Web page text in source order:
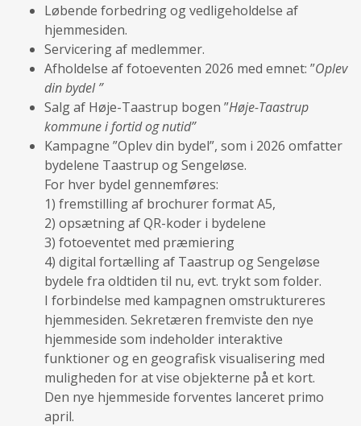
Løbende forbedring og vedligeholdelse af
hjemmesiden.
Servicering af medlemmer.
Afholdelse af fotoeventen 2026 med emnet: ”Oplev
din bydel ”
Salg af Høje-Taastrup bogen ”Høje-Taastrup
kommune i fortid og nutid”
Kampagne ”Oplev din bydel”, som i 2026 omfatter
bydelene Taastrup og Sengeløse.
For hver bydel gennemføres:
1) fremstilling af brochurer format A5,
2) opsætning af QR-koder i bydelene
3) fotoeventet med præmiering
4) digital fortælling af Taastrup og Sengeløse
bydele fra oldtiden til nu, evt. trykt som folder.
I forbindelse med kampagnen omstruktureres
hjemmesiden. Sekretæren fremviste den nye
hjemmeside som indeholder interaktive
funktioner og en geografisk visualisering med
muligheden for at vise objekterne på et kort.
Den nye hjemmeside forventes lanceret primo
april.